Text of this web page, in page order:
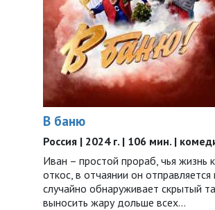
В баню
Россия | 2024 г. | 106 мин. |
Иван – простой прораб, чья жизнь
откос, в отчаянии он
случайно обнаруживает скрытый
выносить жару дольше всех…